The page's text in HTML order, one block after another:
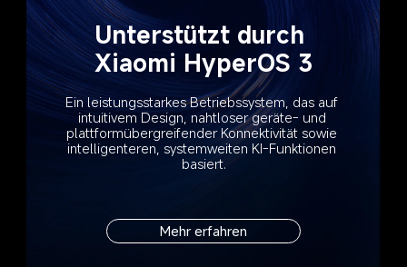
Unterstützt durch
Xiaomi HyperOS 3
Ein leistungsstarkes Betriebssystem, das auf
intuitivem Design, nahtloser geräte- und
plattformübergreifender Konnektivität sowie
intelligenteren, systemweiten KI-Funktionen
basiert.
Mehr erfahren